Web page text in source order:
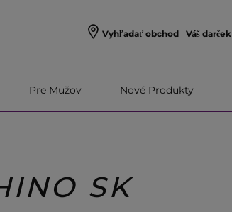
Vyhľadať obchod Váš darček
Pre Mužov Nové Produkty
SK